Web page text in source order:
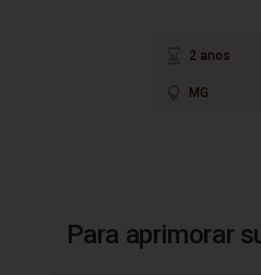
2 anos
MG
Para aprimorar